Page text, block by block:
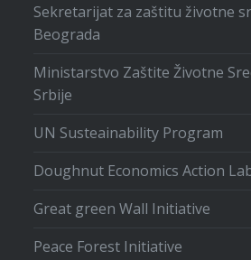
Sekretarijat za zaštitu životne
Beograda
Ministarstvo Zaštite Životne
Srbije
UN Susteainability Program
Doughnut Economics Action
Great green Wall Initiative
Peace Forest Initiative